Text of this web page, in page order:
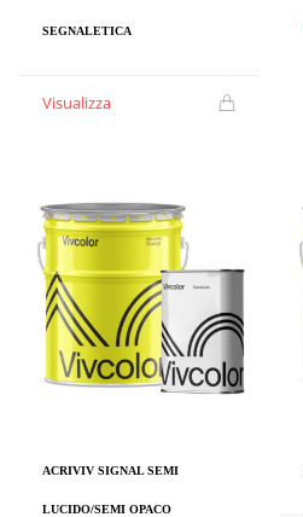
SEGNALETICA
Visualizza
ACRIVIV SIGNAL SEMI
LUCIDO/SEMI OPACO